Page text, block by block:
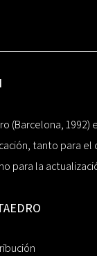
(Barcelona, 1992)
tanto para el
para la